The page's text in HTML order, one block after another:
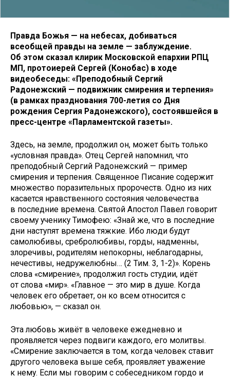
Правда Божья — на небесах, добиваться
всеобщей правды на земле — заблуждение.
Об этом сказал клирик Московской епархии РПЦ
МП, протоиерей Сергей (Конобас) в ходе
видеобеседы: «Преподобный Сергий
Радонежский — подвижник смирения и терпения»
(в рамках празднования 700-летия со Дня
рождения Сергия Радонежского), состоявшейся в
пресс-центре «Парламентской газеты».
Здесь, на земле, продолжил он, может быть только
«условная правда». Отец Сергей напомнил, что
преподобный Сергий Радонежский — пример
смирения и терпения. Священное Писание содержит
множество поразительных пророчеств. Одно из них
касается нравственного состояния человечества
в последние времена. Святой Апостол Павел говорит
своему ученику Тимофею: «Знай же, что в последние
дни наступят времена тяжкие. Ибо люди будут
самолюбивы, сребролюбивы, горды, надменны,
злоречивы, родителям непокорны, неблагодарны,
нечестивы, недружелюбны… (2 Тим. 3, 1-2)». Корень
слова «смирение», продолжил гость студии, идёт
от слова «мир». «Главное — это мир в душе. Когда
человек его обретает, он ко всем относится с
любовью», — сказал он.
Эта любовь живёт в человеке ежедневно и
проявляется через подвиги каждого, его молитвы.
«Смирение заключается в том, когда человек ставит
другого человека выше себя, проявляет уважение
к нему. Если мы говорим с собеседником гордо и